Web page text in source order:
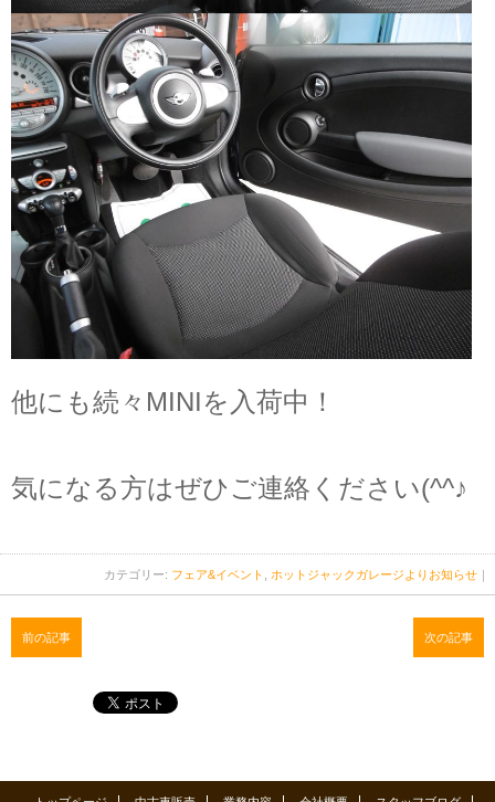
他にも続々MINIを入荷中！
気になる方はぜひご連絡ください(^^♪
カテゴリー: フェア&イベント ホットジャックガレージよりお知らせ ｜
前の記事 次の記事